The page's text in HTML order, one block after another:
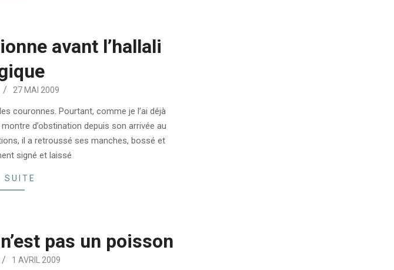
avant l’hallali
27 MAI 2009
couronnes. Pourtant, comme je l’ai déjà
d’obstination depuis son arrivée au
il a retroussé ses manches, bossé et
signé et laissé
SUITE
pas un poisson
1 AVRIL 2009